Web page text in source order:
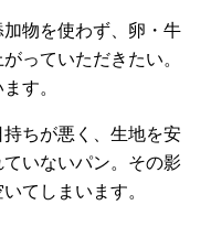
物を使わず、卵・牛
っていただきたい。
す。
ちが悪く、生地を安
いないパン。その影
てしまいます。